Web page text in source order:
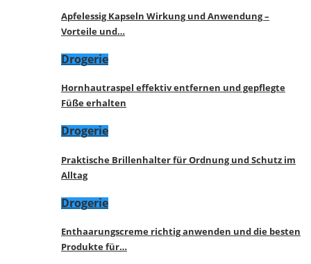
Apfelessig Kapseln Wirkung und Anwendung –
Vorteile und…
Drogerie
Hornhautraspel effektiv entfernen und gepflegte
Füße erhalten
Drogerie
Praktische Brillenhalter für Ordnung und Schutz im
Alltag
Drogerie
Enthaarungscreme richtig anwenden und die besten
Produkte für…